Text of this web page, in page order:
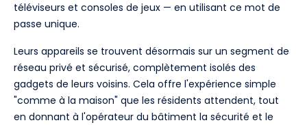
téléviseurs et consoles de jeux — en utilisant ce mot de
passe unique.
Leurs appareils se trouvent désormais sur un segment de
réseau privé et sécurisé, complètement isolés des
gadgets de leurs voisins. Cela offre l'expérience simple
"comme à la maison" que les résidents attendent, tout
en donnant à l'opérateur du bâtiment la sécurité et le